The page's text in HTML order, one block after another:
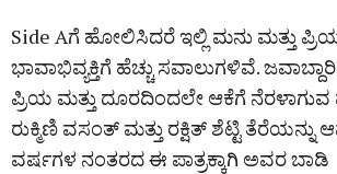
Side Aಗೆ ಹೋಲಿಸಿದರೆ ಇಲ್ಲಿ ಮನು ಮತ್ತು
ಭಾವಾಭಿವ್ಯಕ್ತಿಗೆ ಹೆಚ್ಚು ಸವಾಲುಗಳಿವೆ.
ಪ್ರಿಯ ಮತ್ತು ದೂರದಿಂದಲೇ ಆಕೆಗೆ ನೆರಳಾಗುವ
ರುಕ್ಮಿಣಿ ವಸಂತ್‌ ಮತ್ತು ರಕ್ಷಿತ್‌ ಶೆಟ್ಟಿ ತೆರೆಯನ್ನು
ವರ್ಷಗಳ ನಂತರದ ಈ ಪಾತ್ರಕ್ಕಾಗಿ ಅವರ ಬಾಡಿ